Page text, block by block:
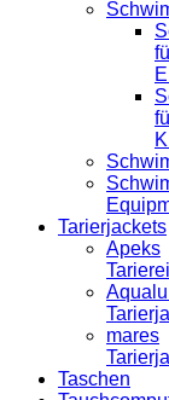
Tarierjackets
Apeks
mares
Taschen